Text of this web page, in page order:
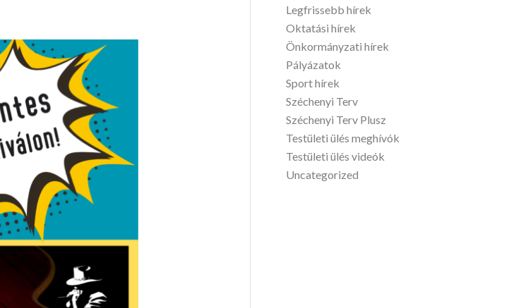
Legfrissebb hírek
Oktatási hírek
Önkormányzati hírek
Pályázatok
Sport hírek
Széchenyi Terv
Széchenyi Terv Plusz
Testületi ülés meghívók
Testületi ülés videók
Uncategorized